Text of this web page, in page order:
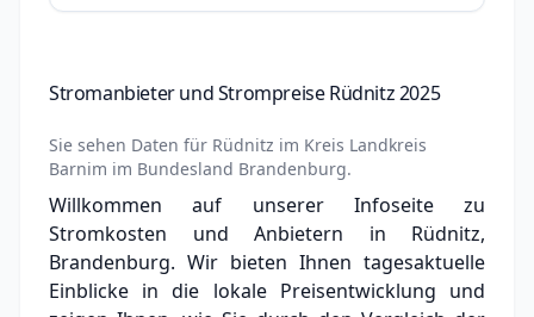
Strompreisvergleich Rüdnitz 2025
Grundversorger Rüdnitz
Experten-Analyse: Strommarkt in Rüdnitz
Aktueller Strompreis in Rüdnitz
Stromanbieter und Strompreise Rüdnitz 2025
Sie sehen Daten für Rüdnitz im Kreis Landkreis
Barnim im Bundesland Brandenburg.
Willkommen auf unserer Infoseite zu
Stromkosten und Anbietern in Rüdnitz,
Brandenburg. Wir bieten Ihnen tagesaktuelle
Einblicke in die lokale Preisentwicklung und